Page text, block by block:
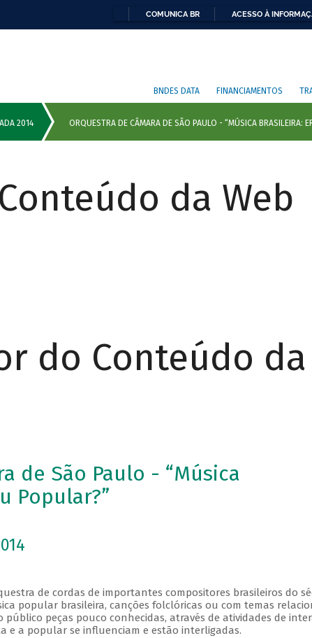
COMUNICA BR ACESSO À
BNDES DATA FINANCIAMENTOS
da Web
do Conteúdo da
de São Paulo - “Música
Popular?”
de cordas de importantes compositores brasileiros do
popular brasileira, canções folclóricas ou com temas
peças pouco conhecidas, através de atividades de
e a popular se influenciam e estão interligadas.